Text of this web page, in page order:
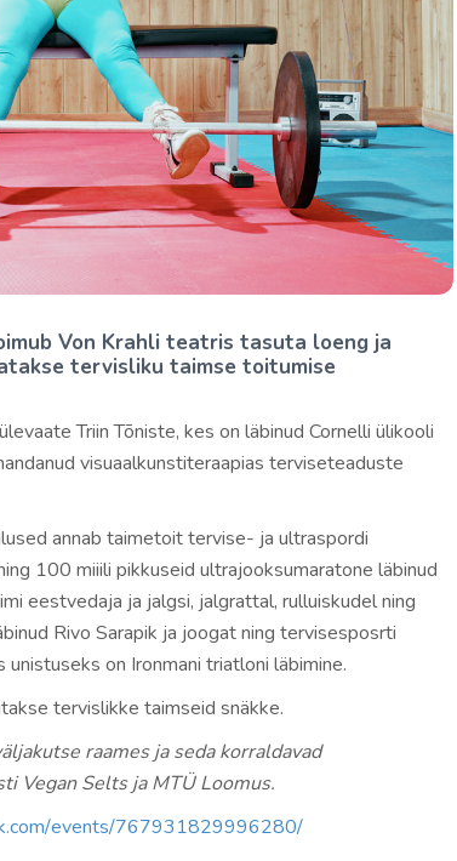
Von Krahli teatris tasuta loeng ja
tervisliku taimse toitumise
Triin Tõniste, kes on läbinud Cornelli ülikooli
visuaalkunstiteraapias terviseteaduste
annab taimetoit tervise- ja ultraspordi
100 miiili pikkuseid ultrajooksumaratone läbinud
eestvedaja ja jalgsi, jalgrattal, rulluiskudel ning
Rivo Sarapik ja joogat ning tervisesposrti
on Ironmani triatloni läbimine.
tervislikke taimseid snäkke.
raames ja seda korraldavad
Vegan Selts ja MTÜ Loomus.
events/767931829996280/